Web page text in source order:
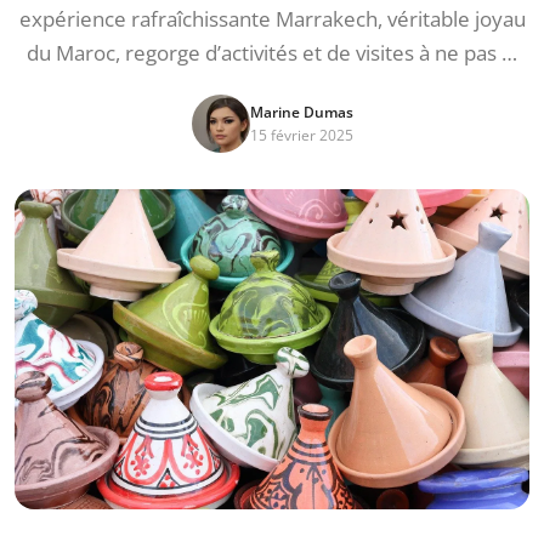
expérience rafraîchissante Marrakech, véritable joyau
du Maroc, regorge d’activités et de visites à ne pas …
Marine Dumas
15 février 2025